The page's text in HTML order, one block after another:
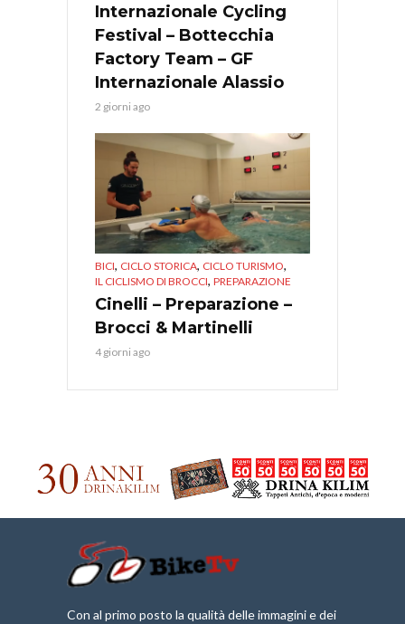
Internazionale Cycling
Festival – Bottecchia
Factory Team – GF
Internazionale Alassio
2 giorni ago
BICI, CICLO STORICA, CICLO TURISMO,
IL CICLISMO DI BROCCI, PREPARAZIONE
Cinelli – Preparazione –
Brocci & Martinelli
4 giorni ago
Con al primo posto la qualità delle immagini e dei